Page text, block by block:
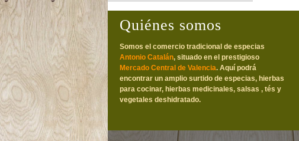
Quiénes somos
Somos el comercio tradicional de especias
Antonio Catalán, situado en el prestigioso
Mercado Central de Valencia. Aquí podrá
encontrar un amplio surtido de especias, hierbas
para cocinar, hierbas medicinales, salsas , tés y
vegetales deshidratado.